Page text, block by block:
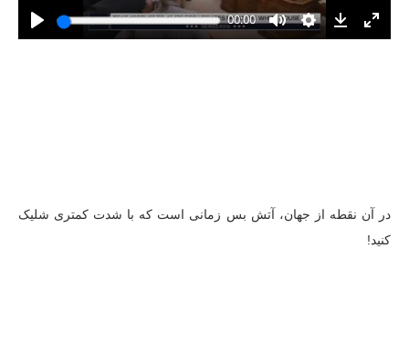
در آن نقطه از جهان، آتش بس زمانی است که با شدت کمتری شلیک
کنید!